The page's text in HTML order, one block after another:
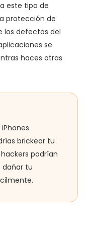
este tipo de
protección de
los defectos del
se
haces otras
brickear tu
podrían
dañar tu